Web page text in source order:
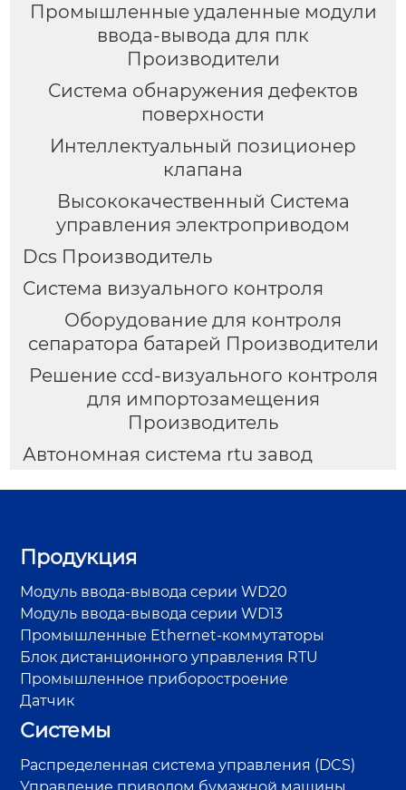
Промышленные удаленные модули
ввода-вывода для плк
Производители
Система обнаружения дефектов
поверхности
Интеллектуальный позиционер
клапана
Высококачественный Система
управления электроприводом
Dcs Производитель
Система визуального контроля
Оборудование для контроля
сепаратора батарей Производители
Решение ccd-визуального контроля
для импортозамещения
Производитель
Автономная система rtu завод
Продукция
Модуль ввода-вывода серии WD20
Модуль ввода-вывода серии WD13
Промышленные Ethernet-коммутаторы
Блок дистанционного управления RTU
Промышленное приборостроение
Датчик
Системы
Распределенная система управления (DCS)